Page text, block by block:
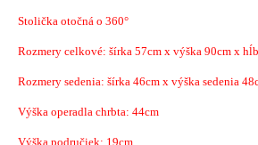
Stolička otočná o 360°
Rozmery celkové: šírka 57cm x výška 90cm x
Rozmery sedenia: šírka 46cm x výška sedenia
Výška operadla chrbta: 44cm
Výška područiek: 19cm